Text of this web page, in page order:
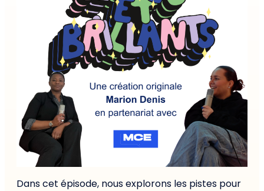
Dans cet épisode, nous explorons les pistes pour